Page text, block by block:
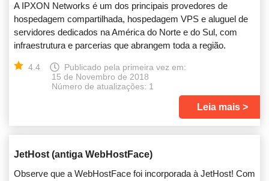
A IPXON Networks é um dos principais provedores de
hospedagem compartilhada, hospedagem VPS e aluguel de
servidores dedicados na América do Norte e do Sul, com
infraestrutura e parcerias que abrangem toda a região.
4.4
Publicado pela primeira vez em:
15 de Novembro de 2018
Número de atualizações: 1
Leia mais
JetHost (antiga WebHostFace)
Observe que a WebHostFace foi incorporada à JetHost! Com